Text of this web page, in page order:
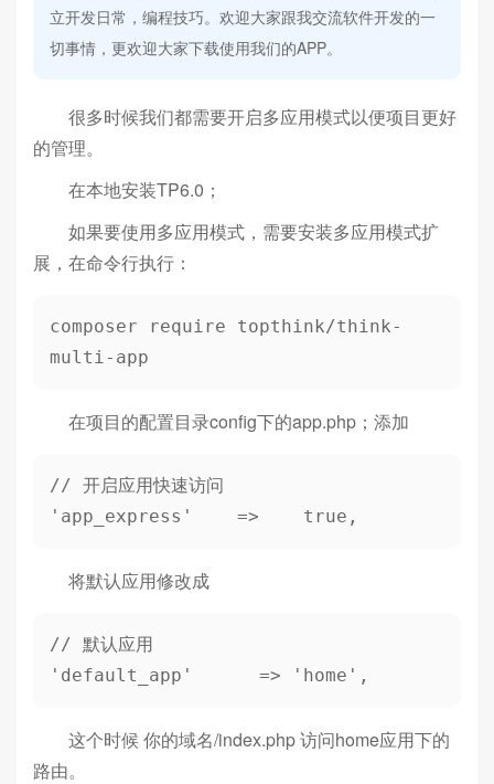
立开发日常，编程技巧。欢迎大家跟我交流软件开发的一
切事情，更欢迎大家下载使用我们的APP。
很多时候我们都需要开启多应用模式以便项目更好
的管理。
在本地安装TP6.0；
如果要使用多应用模式，需要安装多应用模式扩
展，在命令行执行：
composer require topthink/think-
multi-app
在项目的配置目录config下的app.php；添加
// 开启应用快速访问
'app_express'    =>    true,
将默认应用修改成
// 默认应用
'default_app'      => 'home',
这个时候 你的域名/index.php 访问home应用下的
路由。